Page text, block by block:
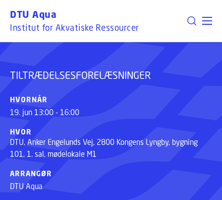
DTU Aqua
Institut for Akvatiske Ressourcer
TILTRÆDELSESFORELÆSNINGER
TILTRÆDELSESFORELÆSNINGER
HVORNÅR
19. jun 13:00 - 16:00
HVOR
DTU, Anker Engelunds Vej, 2800 Kongens Lyngby, bygning
101, 1. sal, mødelokale M1
ARRANGØR
DTU Aqua